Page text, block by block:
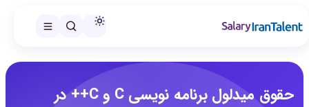
حقوق میدلول برنامه نویسی C و C++ در